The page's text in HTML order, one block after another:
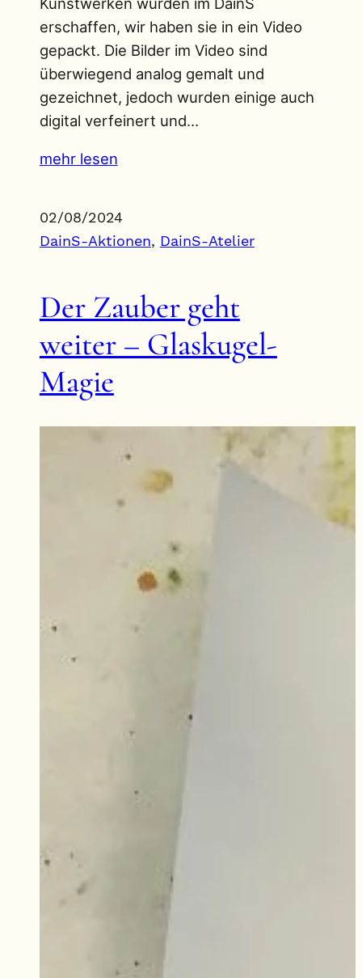
erschaffen, wir haben sie in ein Video
gepackt. Die Bilder im Video sind
überwiegend analog gemalt und
gezeichnet, jedoch wurden einige auch
digital verfeinert und…
mehr lesen
02/08/2024
DainS-Aktionen, DainS-Atelier
Der Zauber geht
weiter – Glaskugel-
Magie